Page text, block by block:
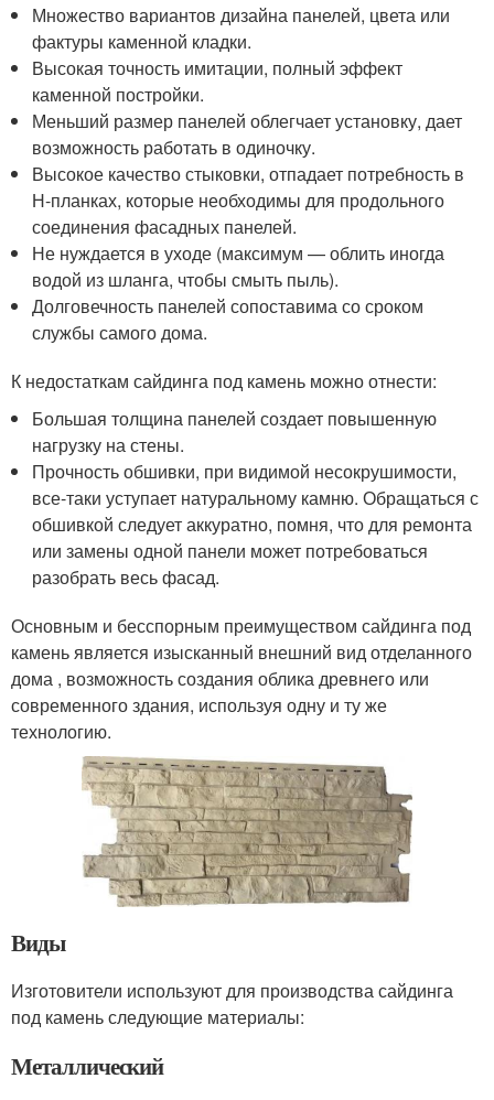
Множество вариантов дизайна панелей, цвета или
фактуры каменной кладки.
Высокая точность имитации, полный эффект
каменной постройки.
Меньший размер панелей облегчает установку, дает
возможность работать в одиночку.
Высокое качество стыковки, отпадает потребность в
Н-планках, которые необходимы для продольного
соединения фасадных панелей.
Не нуждается в уходе (максимум — облить иногда
водой из шланга, чтобы смыть пыль).
Долговечность панелей сопоставима со сроком
службы самого дома.
К недостаткам сайдинга под камень можно отнести:
Большая толщина панелей создает повышенную
нагрузку на стены.
Прочность обшивки, при видимой несокрушимости,
все-таки уступает натуральному камню. Обращаться с
обшивкой следует аккуратно, помня, что для ремонта
или замены одной панели может потребоваться
разобрать весь фасад.
Основным и бесспорным преимуществом сайдинга под
камень является изысканный внешний вид отделанного
дома , возможность создания облика древнего или
современного здания, используя одну и ту же
технологию.
Виды
Изготовители используют для производства сайдинга
под камень следующие материалы:
Металлический